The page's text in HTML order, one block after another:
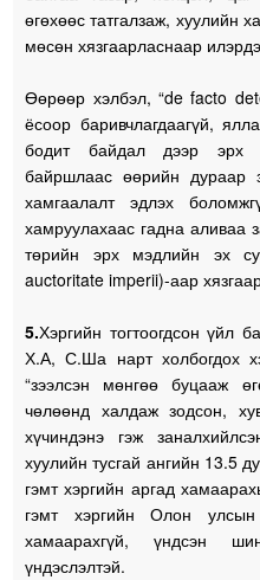
өгөхөөс татгалзаж, хуулийн
мөсөн хязгаарласнаар
Өөрөөр хэлбэл, “de facto
ёсоор баривчлагдаагүй,
бодит байдал дээр эрх
байршлаас өөрийн дураар
хамгаалалт эдлэх
хамруулахаас гадна аливаа
төрийн эрх мэдлийн эх
auctoritate imperii)-аар
5.Хэргийн тогтоогдсон үйл
Х.А, С.Ша нарт холбогдох
“зээлсэн мөнгөө буцааж
чөлөөнд халдаж зодсон,
хүчиндэнэ гэж
хуулийн тусгай ангийн 13.5
гэмт хэргийн аргад
гэмт хэргийн Олон улсын
хамаарахгүй, үндсэн
үндэслэлтэй.